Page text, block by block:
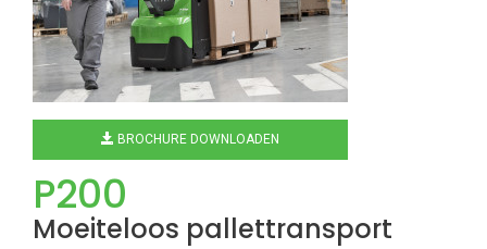
BROCHURE DOWNLOADEN
P200
Moeiteloos pallettransport